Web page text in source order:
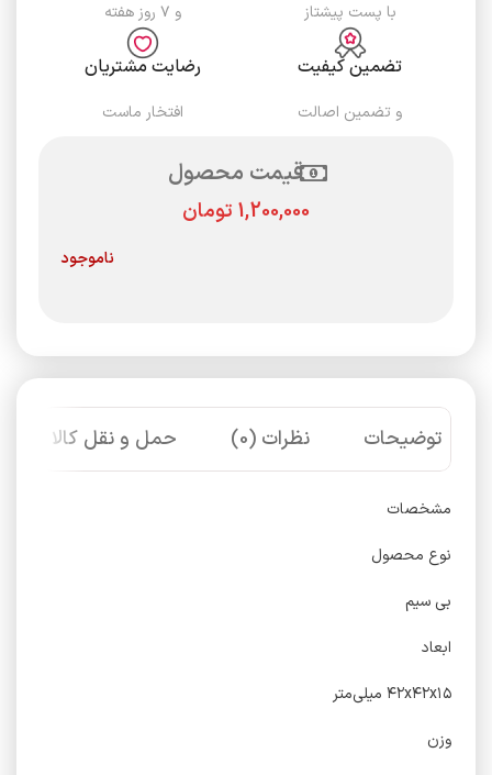
با پست پیشتاز و ۷ روز هفته
تضمین کیفیت
و تضمین اصالت
رضایت مشتریان
افتخار ماست
قیمت محصول
تومان
ناموجود
توضیحات نظرات (0) حمل و نقل کالا
مشخصات
نوع محصول
بی سیم
ابعاد
۴۲x۴۲x۱۵ میلی‌متر
وزن